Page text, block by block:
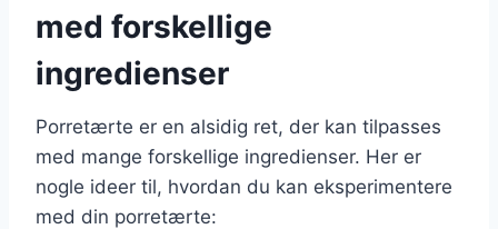
med forskellige
ingredienser
Porretærte er en alsidig ret, der kan tilpasses
med mange forskellige ingredienser. Her er
nogle ideer til, hvordan du kan eksperimentere
med din porretærte: